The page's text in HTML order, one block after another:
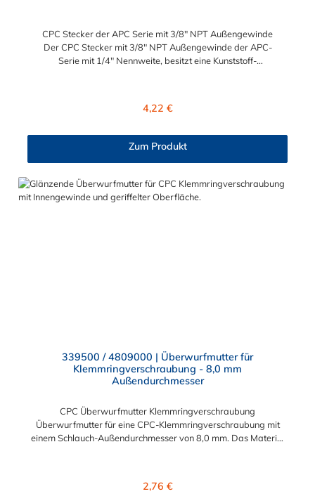
CPC Stecker der APC Serie mit 3/8" NPT Außengewinde
Der CPC Stecker mit 3/8" NPT Außengewinde der APC-
Serie mit 1/4" Nennweite, besitzt eine Kunststoff-
hat kein Absperrventil. Mögliche Anwendungsbereiche sind die
Systeme, Wärmetherapie, Teilereinigung und Schankanlagen.
Baugruppen Wartung – Schneller und einfacher Austausch von
Baugruppen und Aufrüstungen Sicherheit – Eliminierung
Regulärer Preis:
4,22 €
Zum Produkt
339500 / 4809000 | Überwurfmutter für
Klemmringverschraubung - 8,0 mm
Außendurchmesser
CPC Überwurfmutter Klemmringverschraubung
Überwurfmutter für eine CPC-Klemmringverschraubung mit
einem Schlauch-Außendurchmesser von 8,0 mm. Das Material
Regulärer Preis:
2,76 €